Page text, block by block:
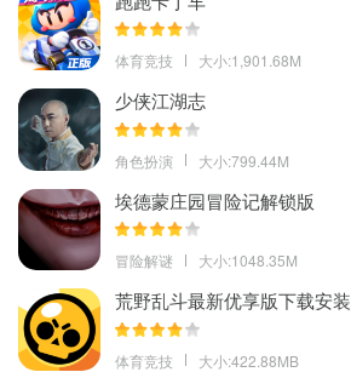
体育竞技 大小:1,901.68M
少侠江湖志
角色扮演 大小:799.44M
埃德蒙庄园冒险记解锁版
冒险解谜 大小:1048.35M
荒野乱斗最新优享版下载安装
体育竞技 大小:422.88MB